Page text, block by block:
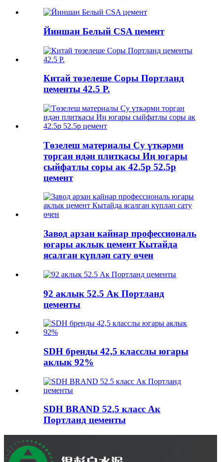
Йиншан Белый CSA цемент
Китай төзелеше Соры Портланд
цементы 42.5 Р.
Төзелеш материалы Су үткәрми
торган идән плиткасы Иң югары
сыйфатлы соры ак 42.5р 52.5р
цемент
Завод арзан кайнар профессиональ
югары аклык цемент Кытайда
ясалган күпләп сату өчен
92 аклык 52.5 Ак Портланд
цементы
SDH бренды 42,5 класслы югары
аклык 92%
SDH BRAND 52.5 класс Ак
Портланд цементы